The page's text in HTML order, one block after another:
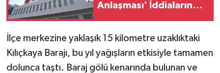
Anlaşması' İddialarına
İlçe merkezine yaklaşık 15 kilometre uzaklıktaki
Kılıçkaya Barajı, bu yıl yağışların etkisiyle tamamen
dolunca taştı. Baraj gölü kenarında bulunan ve
Seri İlan
Sokak Hayvanlarını Sahiplendirme